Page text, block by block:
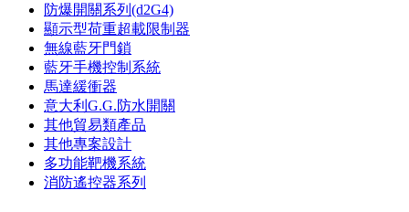
防爆開關系列(d2G4)
顯示型荷重超載限制器
無線藍牙門鎖
藍牙手機控制系統
馬達緩衝器
意大利G.G.防水開關
其他貿易類產品
其他專案設計
多功能靶機系統
消防遙控器系列